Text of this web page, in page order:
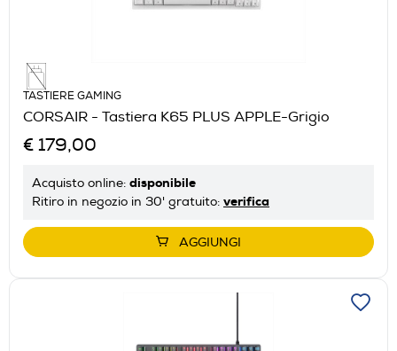
TASTIERE GAMING
CORSAIR - Tastiera K65 PLUS APPLE-Grigio
€ 179,00
Acquisto online: disponibile
Ritiro in negozio in 30' gratuito: verifica
AGGIUNGI